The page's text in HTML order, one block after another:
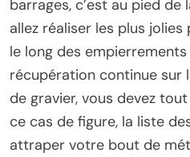
barrages, c’est au pied de
allez réaliser les plus
le long des
récupération continue sur
de gravier, vous devez
ce cas de figure, la liste
attraper votre bout de